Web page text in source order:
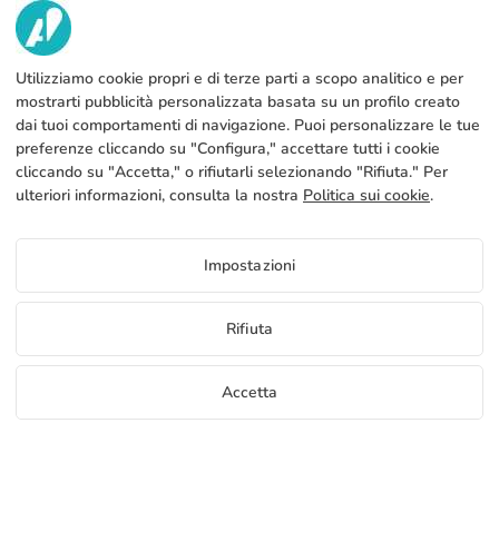
Fabbrica info@adivin.com
NOI
Contatto
Blog
Metodi di pagamento
Produzione e spedizione
FAQs
NOTA LEGALE
Avviso legale
Termini e condizioni generali
Politica sull’uso dei cookies
Politica sulla privacy
IT
C/ Generación 46-48 P.I. La Huertecilla 29196 Málaga Spagna | S.A CIF
A93349777
Utilizziamo cookie propri e di terze parti a scopo analitico e per
mostrarti pubblicità personalizzata basata su un profilo creato
dai tuoi comportamenti di navigazione. Puoi personalizzare le tue
preferenze cliccando su "Configura," accettare tutti i cookie
cliccando su "Accetta," o rifiutarli selezionando "Rifiuta." Per
ulteriori informazioni, consulta la nostra Politica sui cookie.
Impostazioni
Rifiuta
Accetta